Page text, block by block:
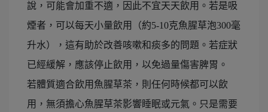
說，可能會加重不適，因此不宜天天飲用。若是吸
煙者，可以每天小量飲用（約5-10克魚腥草泡300毫
升水），這有助於改善咳嗽和痰多的問題。若症狀
已經緩解，應該停止飲用，以免過量傷害脾胃。
若體質適合飲用魚腥草茶，則任何時候都可以飲
用，無須擔心魚腥草茶影響睡眠或元氣。只是需要